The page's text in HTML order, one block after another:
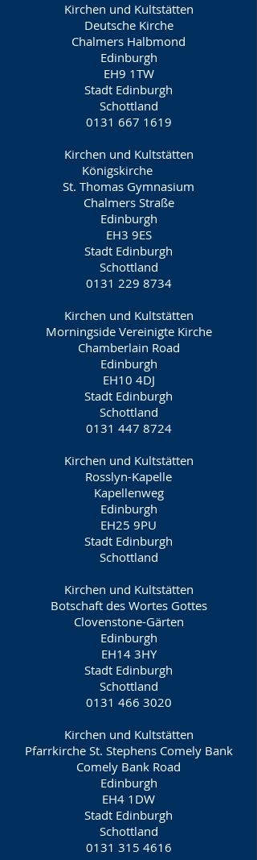
Kirchen und Kultstätten
Deutsche Kirche
Chalmers Halbmond
Edinburgh
EH9 1TW
Stadt Edinburgh
Schottland
0131 667 1619
Kirchen und Kultstätten
Königskirche
St. Thomas Gymnasium
Chalmers Straße
Edinburgh
EH3 9ES
Stadt Edinburgh
Schottland
0131 229 8734
Kirchen und Kultstätten
Morningside Vereinigte Kirche
Chamberlain Road
Edinburgh
EH10 4DJ
Stadt Edinburgh
Schottland
0131 447 8724
Kirchen und Kultstätten
Rosslyn-Kapelle
Kapellenweg
Edinburgh
EH25 9PU
Stadt Edinburgh
Schottland
Kirchen und Kultstätten
Botschaft des Wortes Gottes
Clovenstone-Gärten
Edinburgh
EH14 3HY
Stadt Edinburgh
Schottland
0131 466 3020
Kirchen und Kultstätten
Pfarrkirche St. Stephens Comely Bank
Comely Bank Road
Edinburgh
EH4 1DW
Stadt Edinburgh
Schottland
0131 315 4616